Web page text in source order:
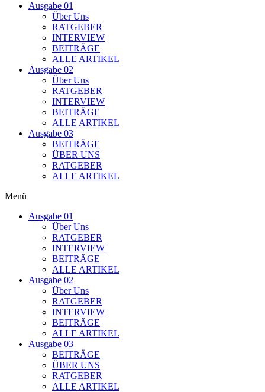
Ausgabe 01
Über Uns
RATGEBER
INTERVIEW
BEITRÄGE
ALLE ARTIKEL
Ausgabe 02
Über Uns
RATGEBER
INTERVIEW
BEITRÄGE
ALLE ARTIKEL
Ausgabe 03
BEITRÄGE
ÜBER UNS
RATGEBER
ALLE ARTIKEL
Menü
Ausgabe 01
Über Uns
RATGEBER
INTERVIEW
BEITRÄGE
ALLE ARTIKEL
Ausgabe 02
Über Uns
RATGEBER
INTERVIEW
BEITRÄGE
ALLE ARTIKEL
Ausgabe 03
BEITRÄGE
ÜBER UNS
RATGEBER
ALLE ARTIKEL